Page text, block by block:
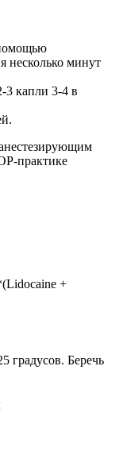
несколько минут
3 капли 3-4 в
практике
+
градусов. Беречь